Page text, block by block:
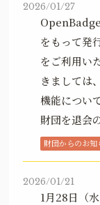
2026/01/27
をもって発
をご利用い
きましては
機能につい
財団を退会
財団からのお知
2026/01/21
1月28日（